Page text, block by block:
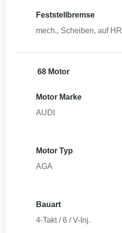
Feststellbremse
mech., Scheiben, auf HR
68 Motor
Motor Marke
AUDI
Motor Typ
AGA
Bauart
4-Takt / 6 / V-Inj.